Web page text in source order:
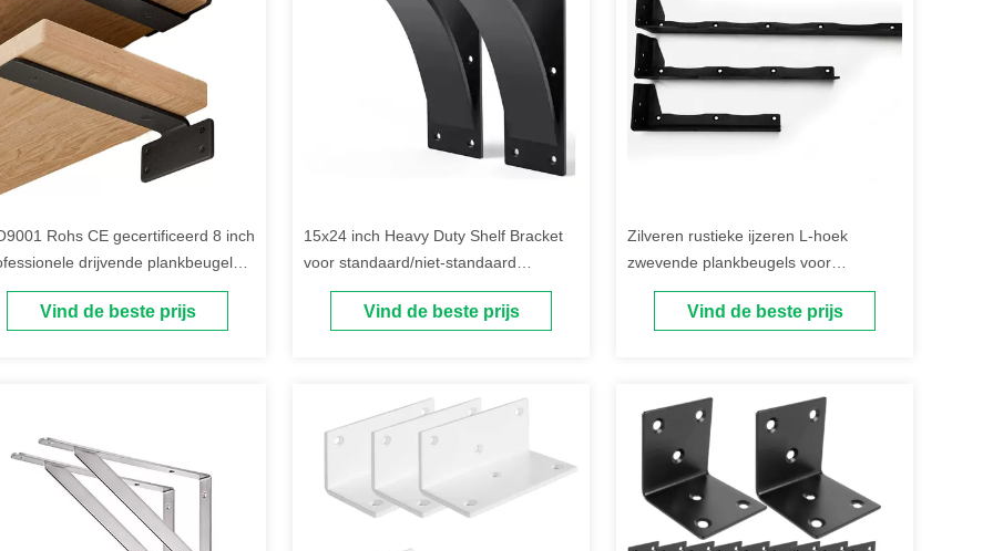
Rohs CE gecertificeerd 8 inch
drijvende plankbeugel
en stevig
Vind de beste prijs
15x24 inch Heavy Duty Shelf Bracket
voor standaard/niet-standaard
werkblad
Vind de beste prijs
Zilveren rustieke ijzeren L-hoek
zwevende plankbeugels voor
wandenplanken
Vind de beste prijs